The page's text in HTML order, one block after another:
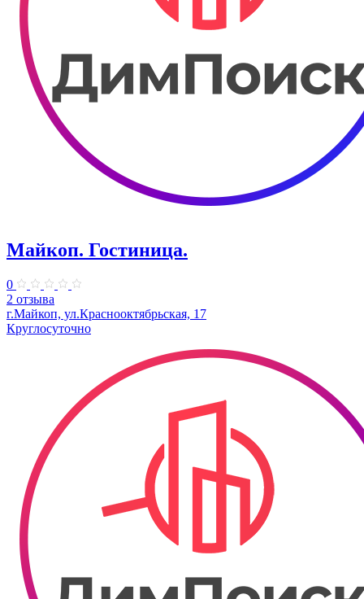
Майкоп. Гостиница.
0
2 отзыва
г.Майкоп, ул.Краснооктябрьская, 17
Круглосуточно